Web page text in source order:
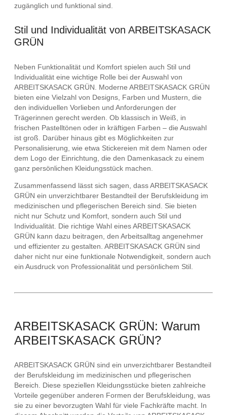
zugänglich und funktional sind.
Stil und Individualität von ARBEITSKASACK
GRÜN
Neben Funktionalität und Komfort spielen auch Stil und
Individualität eine wichtige Rolle bei der Auswahl von
ARBEITSKASACK GRÜN. Moderne ARBEITSKASACK GRÜN
bieten eine Vielzahl von Designs, Farben und Mustern, die
den individuellen Vorlieben und Anforderungen der
Trägerinnen gerecht werden. Ob klassisch in Weiß, in
frischen Pastelltönen oder in kräftigen Farben – die Auswahl
ist groß. Darüber hinaus gibt es Möglichkeiten zur
Personalisierung, wie etwa Stickereien mit dem Namen oder
dem Logo der Einrichtung, die den Damenkasack zu einem
ganz persönlichen Kleidungsstück machen.
Zusammenfassend lässt sich sagen, dass ARBEITSKASACK
GRÜN ein unverzichtbarer Bestandteil der Berufskleidung im
medizinischen und pflegerischen Bereich sind. Sie bieten
nicht nur Schutz und Komfort, sondern auch Stil und
Individualität. Die richtige Wahl eines ARBEITSKASACK
GRÜN kann dazu beitragen, den Arbeitsalltag angenehmer
und effizienter zu gestalten. ARBEITSKASACK GRÜN sind
daher nicht nur eine funktionale Notwendigkeit, sondern auch
ein Ausdruck von Professionalität und persönlichem Stil.
ARBEITSKASACK GRÜN: Warum
ARBEITSKASACK GRÜN?
ARBEITSKASACK GRÜN sind ein unverzichtbarer Bestandteil
der Berufskleidung im medizinischen und pflegerischen
Bereich. Diese speziellen Kleidungsstücke bieten zahlreiche
Vorteile gegenüber anderen Formen der Berufskleidung, was
sie zu einer bevorzugten Wahl für viele Fachkräfte macht. In